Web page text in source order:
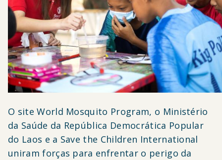
O site World Mosquito Program, o Ministério
da Saúde da República Democrática Popular
do Laos e a Save the Children International
uniram forças para enfrentar o perigo da